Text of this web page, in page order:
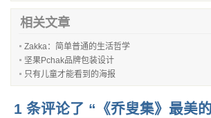
相关文章
Zakka：简单普通的生活哲学
坚果Pchak品牌包装设计
只有儿童才能看到的海报
1 条评论了 “《乔叟集》最美